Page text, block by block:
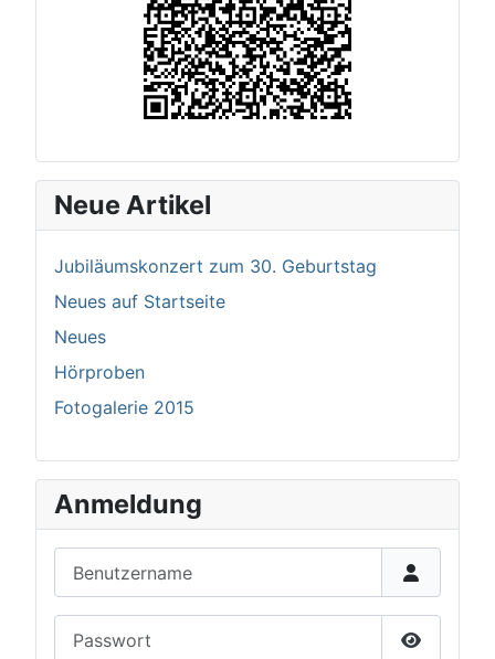
Neue Artikel
Jubiläumskonzert zum 30. Geburtstag
Neues auf Startseite
Neues
Hörproben
Fotogalerie 2015
Anmeldung